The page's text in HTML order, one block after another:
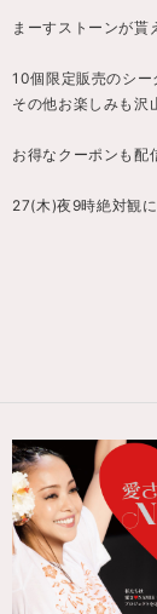
まーすストーンが貰
10個限定販売のシ
その他お楽しみも沢
お得なクーポンも配
27(木)夜9時絶対観